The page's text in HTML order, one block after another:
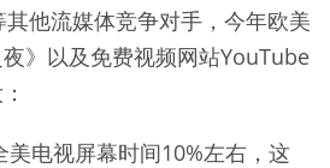
他流媒体竞争对手，今年欧美
》以及免费视频网站YouTube
美电视屏幕时间10%左右，这